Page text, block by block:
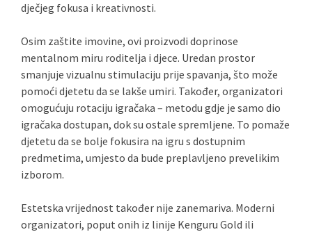
dječjeg fokusa i kreativnosti.
Osim zaštite imovine, ovi proizvodi doprinose
mentalnom miru roditelja i djece. Uredan prostor
smanjuje vizualnu stimulaciju prije spavanja, što može
pomoći djetetu da se lakše umiri. Također, organizatori
omogućuju rotaciju igračaka – metodu gdje je samo dio
igračaka dostupan, dok su ostale spremljene. To pomaže
djetetu da se bolje fokusira na igru s dostupnim
predmetima, umjesto da bude preplavljeno prevelikim
izborom.
Estetska vrijednost također nije zanemariva. Moderni
organizatori, poput onih iz linije Kenguru Gold ili